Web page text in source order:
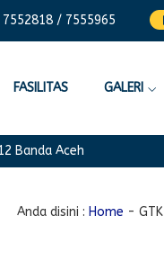
7552818 / 7555965
FASILITAS GALERI
Aceh
Anda disini : Home - GTK